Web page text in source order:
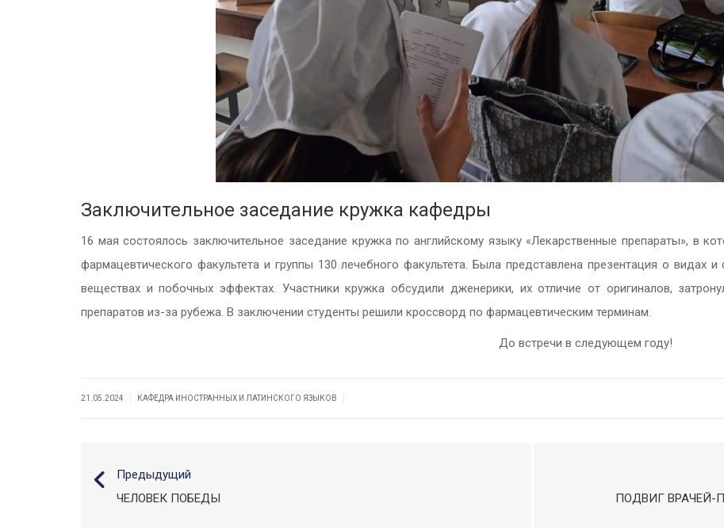
Заключительное заседание кружка кафедры
16 мая состоялось заключительное заседание кружка по английскому языку «Лекарственные препараты», в
фармацевтического факультета и группы 130 лечебного факультета. Была представлена презентация о видах
веществах и побочных эффектах. Участники кружка обсудили дженерики, их отличие от оригиналов,
препаратов из-за рубежа. В заключении студенты решили кроссворд по фармацевтическим терминам.
До встречи в следующем году!
21.05.2024 КАФЕДРА ИНОСТРАННЫХ И ЛАТИНСКОГО ЯЗЫКОВ
Предыдущий
ЧЕЛОВЕК ПОБЕДЫ
ПОДВИГ ВРАЧЕЙ-